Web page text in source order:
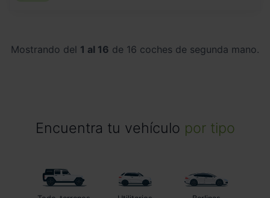
Mostrando del 1 al 16 de 16 coches de segunda mano.
Encuentra tu vehículo por tipo